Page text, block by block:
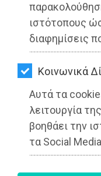
ιστότοπους
διαφημίσεις
Kοινωνικά
Αυτά τα
λειτουργία
βοηθάει την
τα Social
OΔΗΓΟΣ
ΑΓΟΡΑΣ
ΨΙΘΥΡΟΙ
ΑΠΟΣΤΟΛΗ
ΑΡΘΡΩΝ
Ο Νεκτάριος
για τη